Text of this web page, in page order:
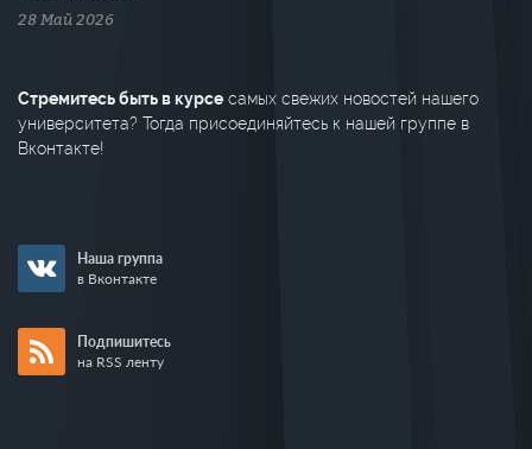
28 Май 2026
Стремитесь быть в курсе самых свежих новостей нашего
университета? Тогда присоединяйтесь к нашей группе в
Вконтакте!
Наша группа
в Вконтакте
Подпишитесь
на RSS ленту